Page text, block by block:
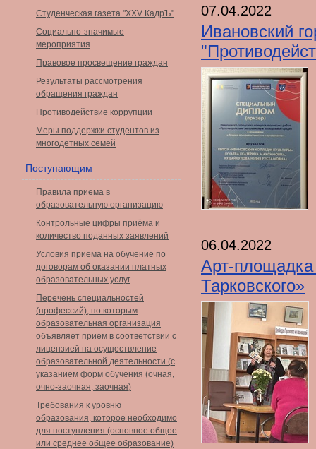
Студенческая газета "XXV КадрЪ"
Социально-значимые
мероприятия
Правовое просвещение граждан
Результаты рассмотрения
обращения граждан
Противодействие коррупции
Меры поддержки студентов из
многодетных семей
Поступающим
Правила приема в
образовательную организацию
Контрольные цифры приёма и
количество поданных заявлений
Условия приема на обучение по
договорам об оказании платных
образовательных услуг
Перечень специальностей
(профессий), по которым
образовательная организация
объявляет прием в соответствии с
лицензией на осуществление
образовательной деятельности (с
указанием форм обучения (очная,
очно-заочная, заочная)
Требования к уровню
образования, которое необходимо
для поступления (основное общее
или среднее общее образование)
07.04.2022
Ивановский
06.04.2022
Арт-
Тарковского»